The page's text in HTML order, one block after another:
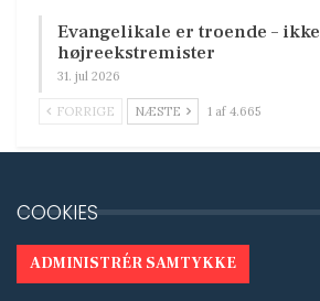
Evangelikale er troende – ikke
højreekstremister
31. jul 2026
FORRIGE NÆSTE 1 af 4.665
COOKIES
ADMINISTRÉR SAMTYKKE